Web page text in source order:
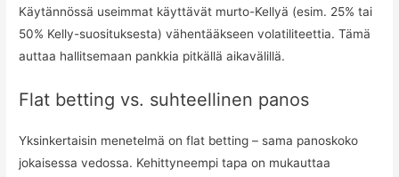
Käytännössä useimmat käyttävät murto-Kellyä (esim. 25% tai
50% Kelly-suosituksesta) vähentääkseen volatiliteettia. Tämä
auttaa hallitsemaan pankkia pitkällä aikavälillä.
Flat betting vs. suhteellinen panos
Yksinkertaisin menetelmä on flat betting – sama panoskoko
jokaisessa vedossa. Kehittyneempi tapa on mukauttaa